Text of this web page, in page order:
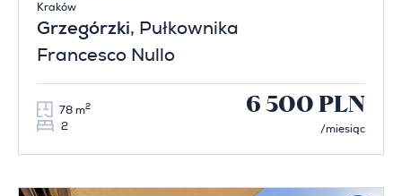
Kraków
Grzegórzki, Pułkownika
Francesco Nullo
78 m2
2
6 500 PLN
/miesiąc